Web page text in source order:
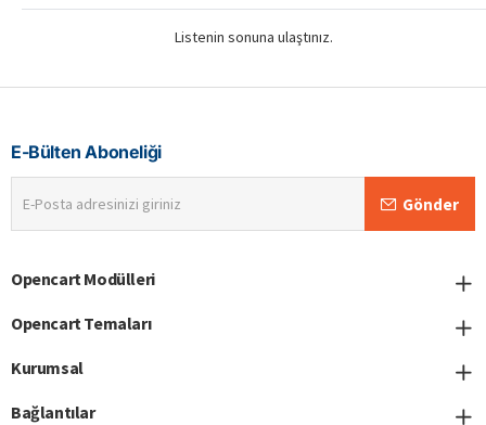
Listenin sonuna ulaştınız.
E-Bülten Aboneliği
Posta
adresinizi
Gönder
Opencart Modülleri
Opencart Temaları
Kurumsal
Bağlantılar